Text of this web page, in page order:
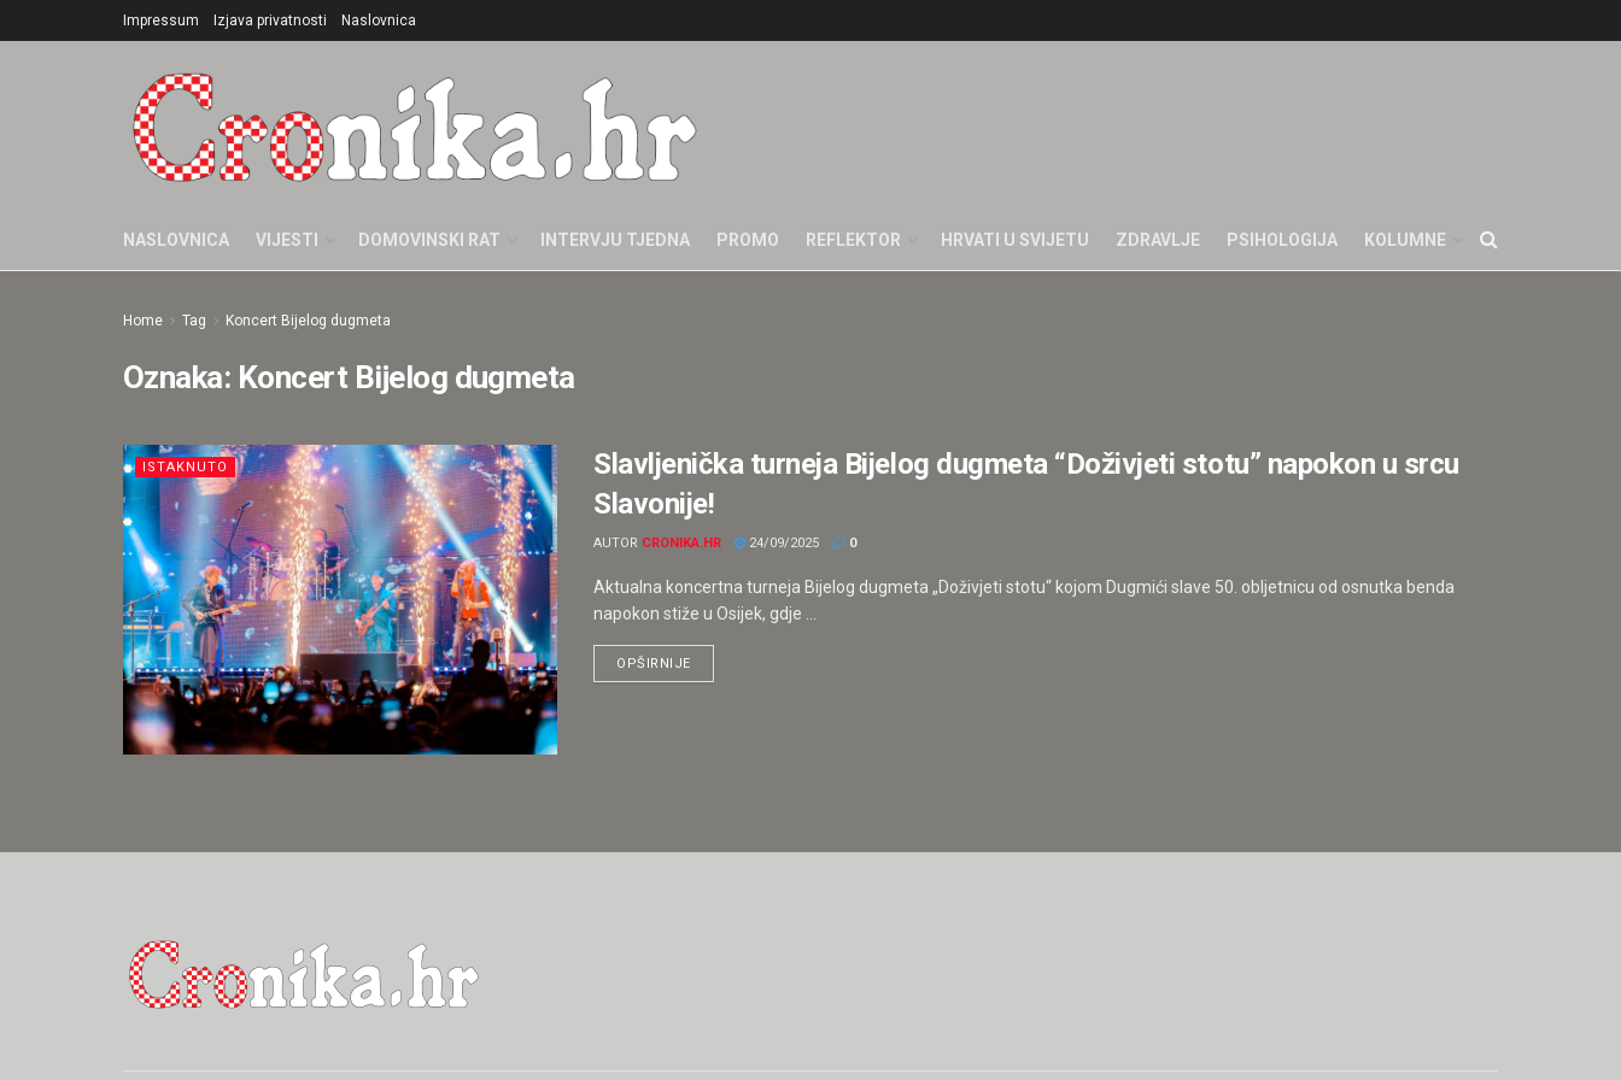
Impressum Izjava privatnosti Naslovnica
NASLOVNICA VIJESTI DOMOVINSKI RAT INTERVJU TJEDNA PROMO REFLEKTOR HRVATI U SVIJETU ZDRAVLJE PSIHOLOGIJA KOLUMNE
Home Tag Koncert Bijelog dugmeta
Oznaka: Koncert Bijelog dugmeta
ISTAKNUTO
Slavljenička turneja Bijelog dugmeta “Doživjeti stotu” napokon u srcu
Slavonije!
AUTOR CRONIKA.HR 24/09/2025 0
Aktualna koncertna turneja Bijelog dugmeta „Doživjeti stotu“ kojom Dugmići slave 50. obljetnicu od osnutka benda
napokon stiže u Osijek, gdje ...
OPŠIRNIJE